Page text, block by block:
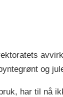
og
har til nå